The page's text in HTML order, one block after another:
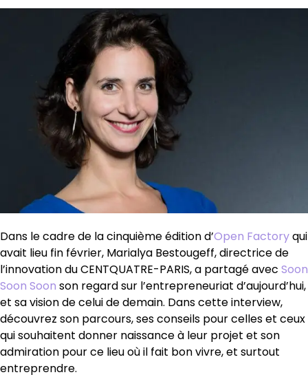
Dans le cadre de la cinquième édition d’Open Factoryqui
avait lieu fin février, Marialya Bestougeff, directrice de
l’innovation du CENTQUATRE-PARIS, a partagé avec Soon
Soon Soon son regard sur l’entrepreneuriat d’aujourd’hui,
et sa vision de celui de demain. Dans cette interview,
découvrez son parcours, ses conseils pour celles et ceux
qui souhaitent donner naissance à leur projet et son
admiration pour ce lieu où il fait bon vivre, et surtout
entreprendre.